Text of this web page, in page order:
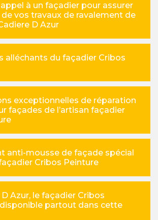
à un façadier pour assurer
vos travaux de ravalement de
D Azur
alléchants du façadier Cribos
exceptionnelles de réparation
façades de l’artisan façadier
anti-mousse de façade spécial
Cribos Peinture
Azur, le façadier Cribos
partout dans cette